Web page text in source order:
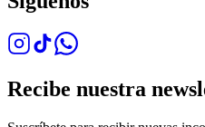
Recibe nuestra